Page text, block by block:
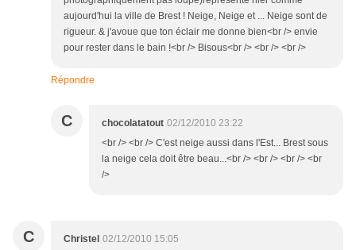
aujourd'hui la ville de Brest ! Neige, Neige et ... Neige sont de
rigueur. & j'avoue que ton éclair me donne bien<br /> envie
pour rester dans le bain !<br /> Bisous<br /> <br /> <br />
Répondre
C chocolatatout 02/12/2010 23:22
<br /> <br /> C'est neige aussi dans l'Est... Brest sous
la neige cela doit être beau...<br /> <br /> <br /> <br
/>
C Christel 02/12/2010 15:05